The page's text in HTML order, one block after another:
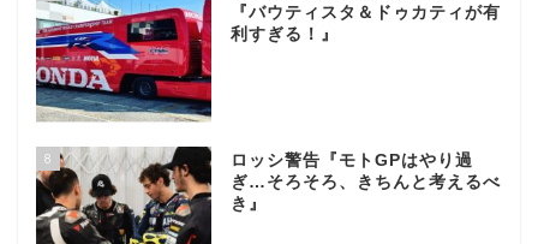
『バウティスタ＆ドゥカティが有
利すぎる！』
8
ロッシ警告『モトGPはやり過
ぎ…そろそろ、きちんと考えるべ
き』